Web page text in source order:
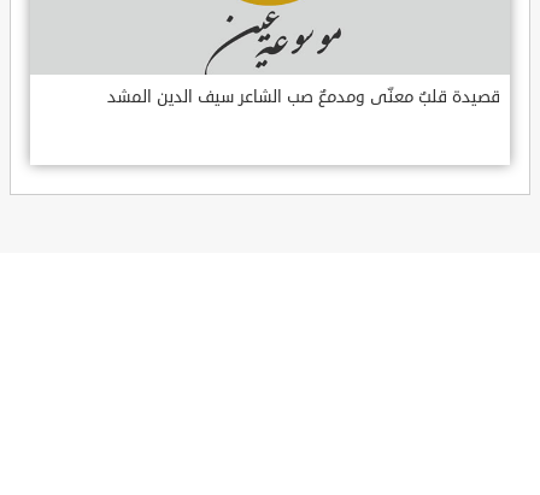
قصيدة قلبٌ معنّى ومدمعٌ صب الشاعر سيف الدين المشد